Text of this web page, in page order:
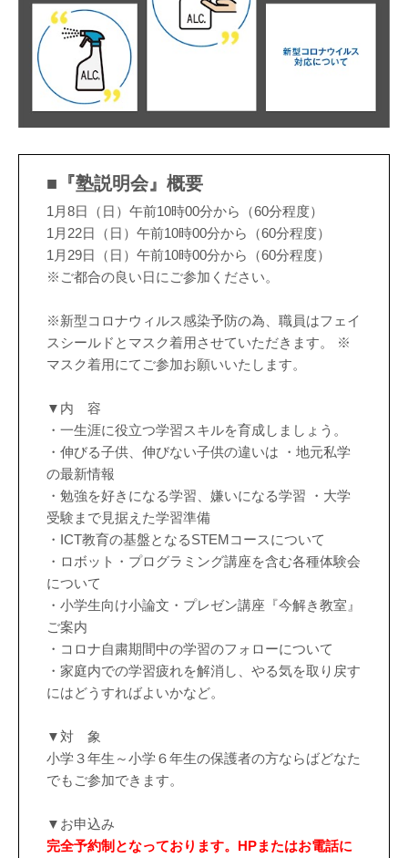
■『塾説明会』概要
1月8日（日）午前10時00分から（60分程度）
1月22日（日）午前10時00分から（60分程度）
1月29日（日）午前10時00分から（60分程度）
※ご都合の良い日にご参加ください。
※新型コロナウィルス感染予防の為、職員はフェイ
スシールドとマスク着用させていただきます。 ※
マスク着用にてご参加お願いいたします。
▼内 容
・一生涯に役立つ学習スキルを育成しましょう。
・伸びる子供、伸びない子供の違いは ・地元私学
の最新情報
・勉強を好きになる学習、嫌いになる学習 ・大学
受験まで見据えた学習準備
・ICT教育の基盤となるSTEMコースについて
・ロボット・プログラミング講座を含む各種体験会
について
・小学生向け小論文・プレゼン講座『今解き教室』
ご案内
・コロナ自粛期間中の学習のフォローについて
・家庭内での学習疲れを解消し、やる気を取り戻す
にはどうすればよいかなど。
▼対 象
小学３年生～小学６年生の保護者の方ならばどなた
でもご参加できます。
▼お申込み
完全予約制となっております。HPまたはお電話に